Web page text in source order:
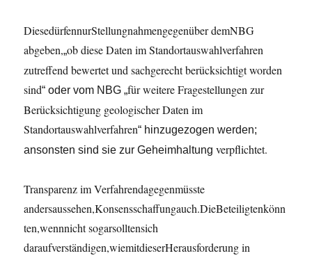
DiesedürfennurStellungnahmengegenüber demNBG
abgeben,„ob diese Daten im Standortauswahlverfahren
zutreffend bewertet und sachgerecht berücksichtigt worden
sind“ odervom NBG „für weitere Fragestellungen zur
Berücksichtigung geologischer Daten im
Standortauswahlverfahren“ hinzugezogen werden;
ansonsten sind sie zurGeheimhaltung verpflichtet.
Transparenz im Verfahrendagegenmüsste
andersaussehen,Konsensschaffungauch.DieBeteiligtenkönn
ten,wennnicht sogarsolltensich
daraufverständigen,wiemitdieserHerausforderung in